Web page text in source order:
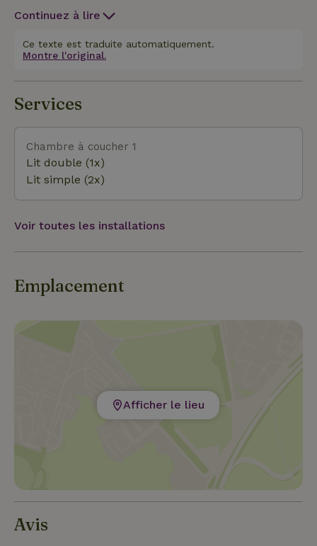
avec ses 30 enclaves - essaie donc de savoir si tu es
suivant la route de Dodendraad, en visitant
l'aérodrome factice de Kiek, ou en explorant la
Fietsallee sécurisée de Chaam.Détends-toi, explore
la région et profite de l'atmosphère personnelle de
notre camping.
Continuez à lire
Ce texte est traduite automatiquement.
Montre l'original.
Services
Chambre à coucher 1
Lit double (1x)
Lit simple (2x)
Voir toutes les installations
Emplacement
Afficher le lieu
Avis